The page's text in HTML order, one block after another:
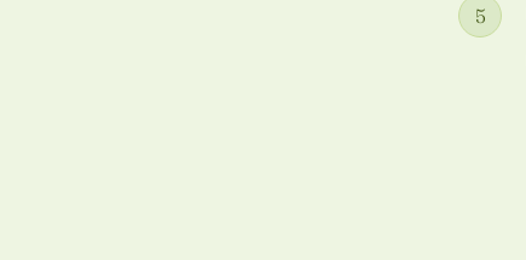
Étape
5